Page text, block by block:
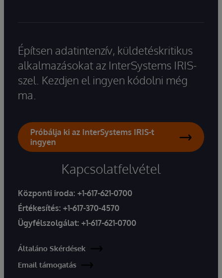
Építsen adatintenzív, küldetéskritikus
alkalmazásokat az InterSystems IRIS-
szel. Kezdjen el ingyen kódolni még
ma.
Próbálja ki az InterSystems IRIS-t
ingyen
Kapcsolatfelvétel
Központi iroda: +1-617-621-0700
Értékesítés: +1-617-370-4570
Ügyfélszolgálat: +1-617-621-0700
Általáno Skérdések
Email támogatás